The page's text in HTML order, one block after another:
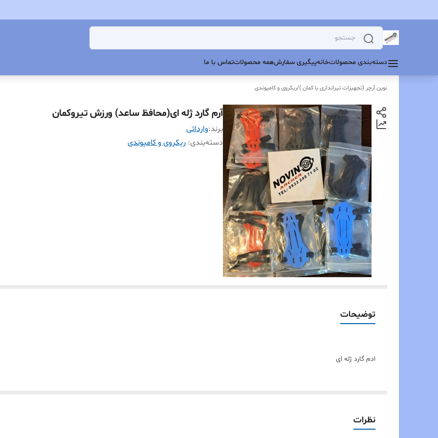
دسته‌بندی محصولاتخانهپیگیری سفارشهمه محصولاتتماس با ما
نوین آرچر (تجهیزات تیراندازی با کمان )/ریکروی و کامپوندی
آرم گارد ژله ای(محافظ ساعد) ورزش تیروکمان
برند:وارداتی
دسته‌بندی: ریکروی و کامپوندی
توضیحات
ادم گارد ژله ای
نظرات